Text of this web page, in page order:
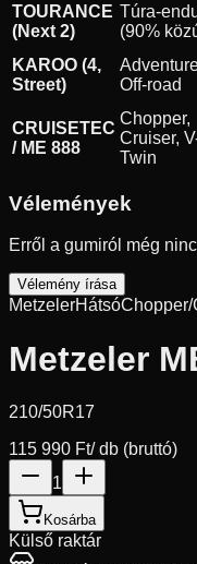
TOURANCE
(Next 2)
Túra-
(90%
KAROO (4,
Street)
Off-road
CRUISETEC
/ ME 888
Chopper,
Cruiser,
Twin
Vélemények
Erről a gumiról még
Vélemény írása
MetzelerHátsóChopper/
Metzeler
210/50R17
115 990 Ft/ db (bruttó)
1
Kosárba
Külső raktár